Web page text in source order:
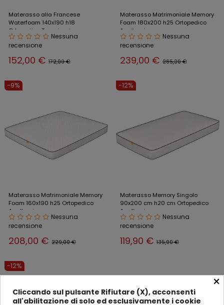
Materasso alla Francese
Waterfoam 140x190 h18
Ortopedico Traspirante
Nessuna
recensione
152,00 € 172,00 €
Materasso Matrimoniale Memory
Foam 180x200 h25 Ortopedico
Anallergico
Nessuna
recensione
239,00 € 265,00 €
-9%
Materasso Matrimoniale Memory
Foam 160x190 h25 Ortopedico
Anallergico
Nessuna
recensione
208,00 € 229,00 €
-12%
Materasso Memory Singolo
90x200 cm h20 cm Ortopedico
Anallergico
Nessuna
recensione
119,90 € 135,90 €
-12%
×
Cliccando sul pulsante Rifiutare (X), acconsenti
all'abilitazione di solo ed esclusivamente i cookie